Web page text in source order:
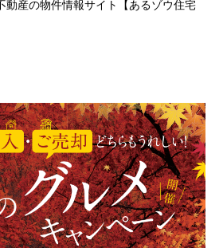
動産の物件情報サイト【あるゾウ住宅